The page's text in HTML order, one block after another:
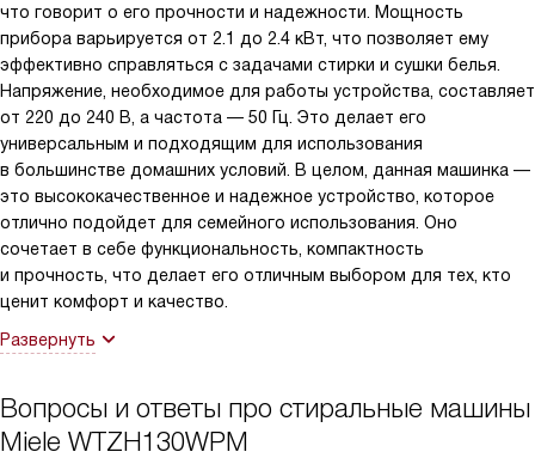
что говорит о его прочности и надежности. Мощность
прибора варьируется от 2.1 до 2.4 кВт, что позволяет ему
эффективно справляться с задачами стирки и сушки белья.
Напряжение, необходимое для работы устройства, составляет
от 220 до 240 В, а частота — 50 Гц. Это делает его
универсальным и подходящим для использования
в большинстве домашних условий. В целом, данная машинка —
это высококачественное и надежное устройство, которое
отлично подойдет для семейного использования. Оно
сочетает в себе функциональность, компактность
и прочность, что делает его отличным выбором для тех, кто
ценит комфорт и качество.
Развернуть
Вопросы и ответы про стиральные машины
Miele WTZH130WPM